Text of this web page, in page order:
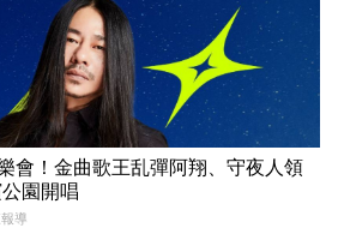
會！金曲歌王乱彈阿翔、守夜人領
園開唱
導